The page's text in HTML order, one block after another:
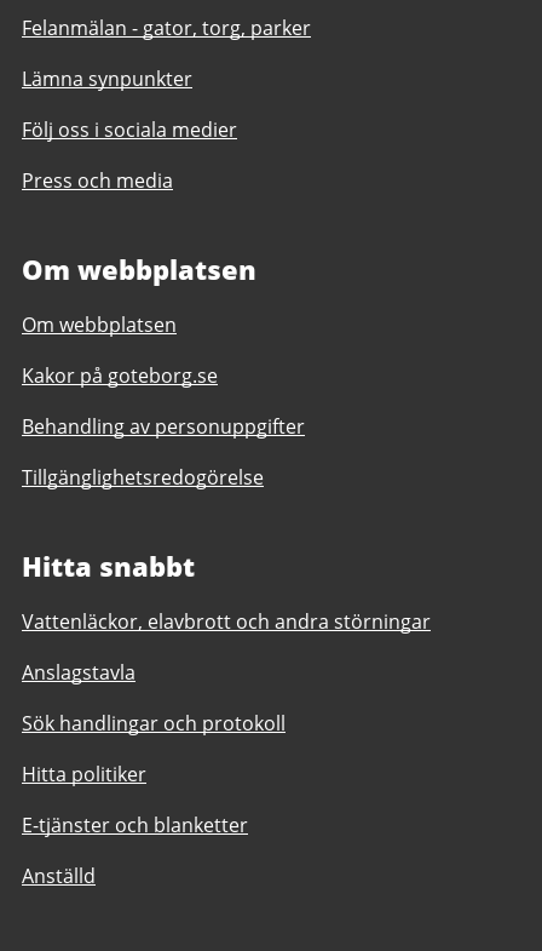
Felanmälan - gator, torg, parker
Lämna synpunkter
Följ oss i sociala medier
Press och media
Om webbplatsen
Om webbplatsen
Kakor på goteborg.se
Behandling av personuppgifter
Tillgänglighetsredogörelse
Hitta snabbt
Vattenläckor, elavbrott och andra störningar
Anslagstavla
Sök handlingar och protokoll
Hitta politiker
E-tjänster och blanketter
Anställd